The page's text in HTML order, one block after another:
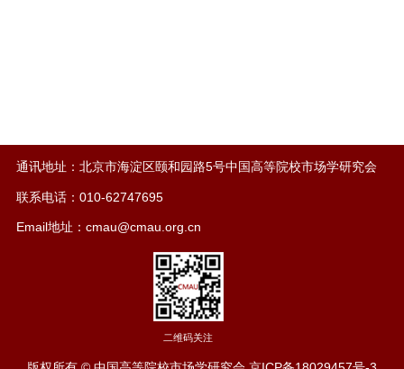
通讯地址：北京市海淀区颐和园路5号中国高等院校市场学研究会
联系电话：010-62747695
Email地址：cmau@cmau.org.cn
二维码关注